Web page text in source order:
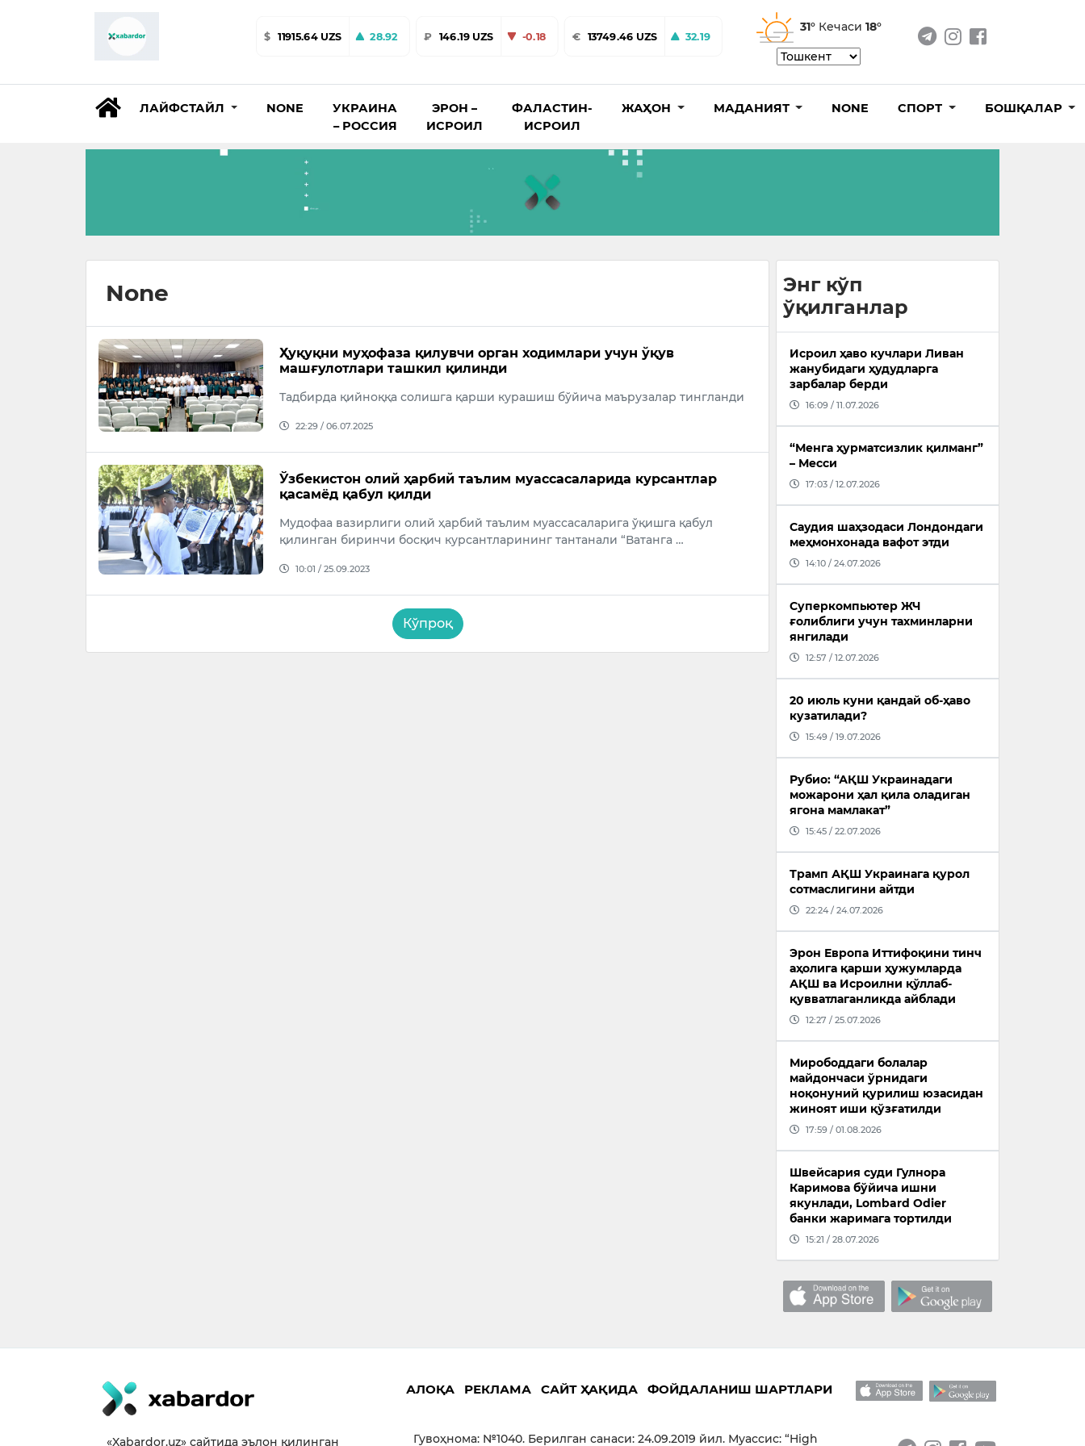
$ 11915.64 UZS 28.92 ₽ 146.19 UZS -0.18 € 13749.46 UZS 32.19
31° Кечаси 18°
ЛАЙФСТАЙЛ NONE
УКРАИНА
– РОССИЯ
ЭРОН –
ИСРОИЛ
ФАЛАСТИН-
ИСРОИЛ
ЖАҲОН МАДАНИЯТ NONE СПОРТ БОШҚАЛАР
None
Ҳуқуқни муҳофаза қилувчи орган ходимлари учун ўқув
машғулотлари ташкил қилинди
Тадбирда қийноққа солишга қарши курашиш бўйича маърузалар тингланди
22:29 / 06.07.2025
Ўзбекистон олий ҳарбий таълим муассасаларида курсантлар
қасамёд қабул қилди
Мудофаа вазирлиги олий ҳарбий таълим муассасаларига ўқишга қабул
қилинган биринчи босқич курсантларининг тантанали “Ватанга …
10:01 / 25.09.2023
Кўпроқ
Энг кўп
ўқилганлар
Исроил ҳаво кучлари Ливан
жанубидаги ҳудудларга
зарбалар берди
16:09 / 11.07.2026
“Менга ҳурматсизлик қилманг”
– Месси
17:03 / 12.07.2026
Саудия шаҳзодаси Лондондаги
меҳмонхонада вафот этди
14:10 / 24.07.2026
Суперкомпьютер ЖЧ
ғолиблиги учун тахминларни
янгилади
12:57 / 12.07.2026
20 июль куни қандай об-ҳаво
кузатилади?
15:49 / 19.07.2026
Рубио: “АҚШ Украинадаги
можарони ҳал қила оладиган
ягона мамлакат”
15:45 / 22.07.2026
Трамп АҚШ Украинага қурол
сотмаслигини айтди
22:24 / 24.07.2026
Эрон Европа Иттифоқини тинч
аҳолига қарши ҳужумларда
АҚШ ва Исроилни қўллаб-
қувватлаганликда айблади
12:27 / 25.07.2026
Мирободдаги болалар
майдончаси ўрнидаги
ноқонуний қурилиш юзасидан
жиноят иши қўзғатилди
17:59 / 01.08.2026
Швейсария суди Гулнора
Каримова бўйича ишни
якунлади, Lombard Odier
банки жаримага тортилди
15:21 / 28.07.2026
«Xabardor.uz» сайтида эълон қилинган
АЛОҚА РЕКЛАМА САЙТ ҲАҚИДА ФОЙДАЛАНИШ ШАРТЛАРИ
Гувоҳнома: №1040. Берилган санаси: 24.09.2019 йил. Муассис: “High